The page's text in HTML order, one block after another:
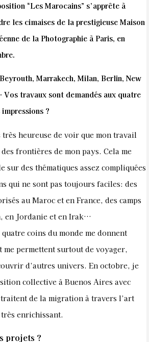
“Les Marocains” s’apprête à
les cimaises de la prestigieuse Maison
de la Photographie à Paris, en
Marrakech, Milan, Berlin, New
travaux sont demandés aux quatre
?
très heureuse de voir que mon travail
frontières de mon pays. Cela me
sur des thématiques assez compliquées
qui ne sont pas toujours faciles: des
au Maroc et en France, des camps
en Jordanie et en Irak…
coins du monde me donnent
me permettent surtout de voyager,
d’autres univers. En octobre, je
collective à Buenos Aires avec
de la migration à travers l’art
enrichissant.
projets ?